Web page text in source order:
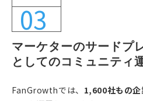
03
マーケターのサードプ
としてのコミュニティ
FanGrowthでは、 1,600社もの企